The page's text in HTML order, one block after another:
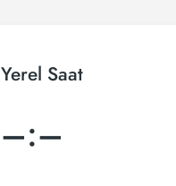
Yerel Saat
–:–